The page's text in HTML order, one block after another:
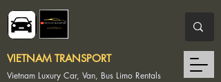
Vietnam Luxury Car, Van, Bus Limo Rentals
VIETNAM TRANSPORT